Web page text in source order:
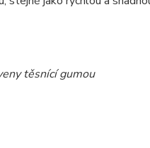
těsnící gumou